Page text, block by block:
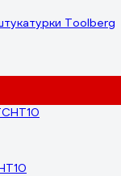
Toolberg